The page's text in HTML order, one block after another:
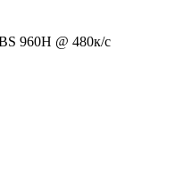
960H @ 480к/с